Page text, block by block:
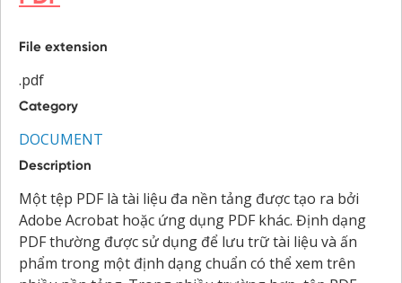
File extension
.pdf
Category
DOCUMENT
Description
Một tệp PDF là tài liệu đa nền tảng được tạo ra bởi
Adobe Acrobat hoặc ứng dụng PDF khác. Định dạng
PDF thường được sử dụng để lưu trữ tài liệu và ấn
phẩm trong một định dạng chuẩn có thể xem trên